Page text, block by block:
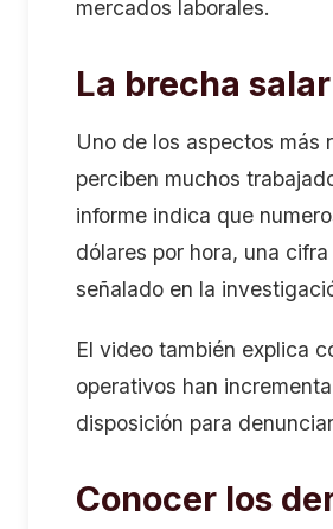
mercados laborales.
La brecha
Uno de los aspectos más
perciben muchos
informe indica que
dólares por hora, una
señalado en la
El video también explica
operativos han
disposición para
Conocer los